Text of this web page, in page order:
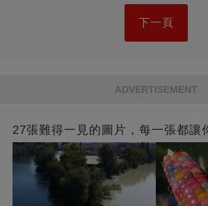
下一頁
ADVERTISEMENT
27張難得一見的圖片，每一張都讓